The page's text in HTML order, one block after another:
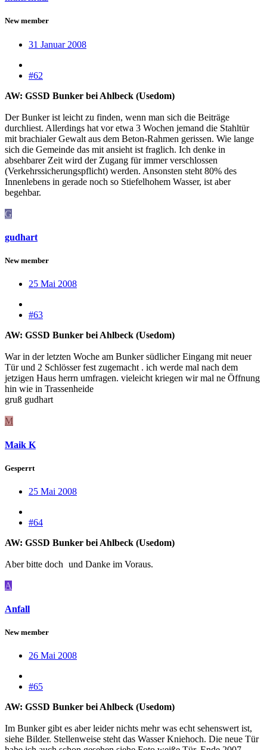
New member
31 Januar 2008
#62
AW: GSSD Bunker bei Ahlbeck (Usedom)
Der Bunker ist leicht zu finden, wenn man sich die Beiträge
durchliest. Allerdings hat vor etwa 3 Wochen jemand die Stahltür
mit brachialer Gewalt aus dem Beton-Rahmen gerissen. Wie lange
sich die Gemeinde das mit ansieht ist fraglich. Ich denke in
absehbarer Zeit wird der Zugang für immer verschlossen
(Verkehrssicherungspflicht) werden. Ansonsten steht 80% des
Innenlebens in gerade noch so Stiefelhohem Wasser, ist aber
begehbar.
G
gudhart
New member
25 Mai 2008
#63
AW: GSSD Bunker bei Ahlbeck (Usedom)
War in der letzten Woche am Bunker südlicher Eingang mit neuer
Tür und 2 Schlösser fest zugemacht . ich werde mal nach dem
jetzigen Haus herrn umfragen. vieleicht kriegen wir mal ne Öffnung
hin wie in Trassenheide
gruß gudhart
M
Maik K
Gesperrt
25 Mai 2008
#64
AW: GSSD Bunker bei Ahlbeck (Usedom)
Aber bitte doch und Danke im Voraus.
A
Anfall
New member
26 Mai 2008
#65
AW: GSSD Bunker bei Ahlbeck (Usedom)
Im Bunker gibt es aber leider nichts mehr was echt sehenswert ist,
siehe Bilder. Stellenweise steht das Wasser Kniehoch. Die neue Tür